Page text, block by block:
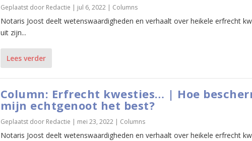
Geplaatst door Redactie | jul 6, 2022| Columns
Notaris Joost deelt wetenswaardigheden en verhaalt over heikele erfrecht
uit zijn...
Lees verder
Column: Erfrecht kwesties… | Hoe
mijn echtgenoot het best?
Geplaatst door Redactie | mei 23, 2022| Columns
Notaris Joost deelt wetenswaardigheden en verhaalt over heikele erfrecht